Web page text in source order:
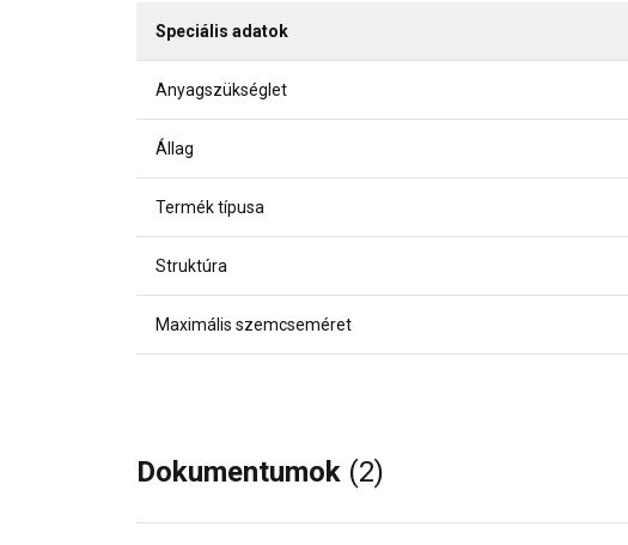
Speciális adatok
Anyagszükséglet
Állag
Termék típusa
Struktúra
Maximális szemcseméret
Dokumentumok (2)